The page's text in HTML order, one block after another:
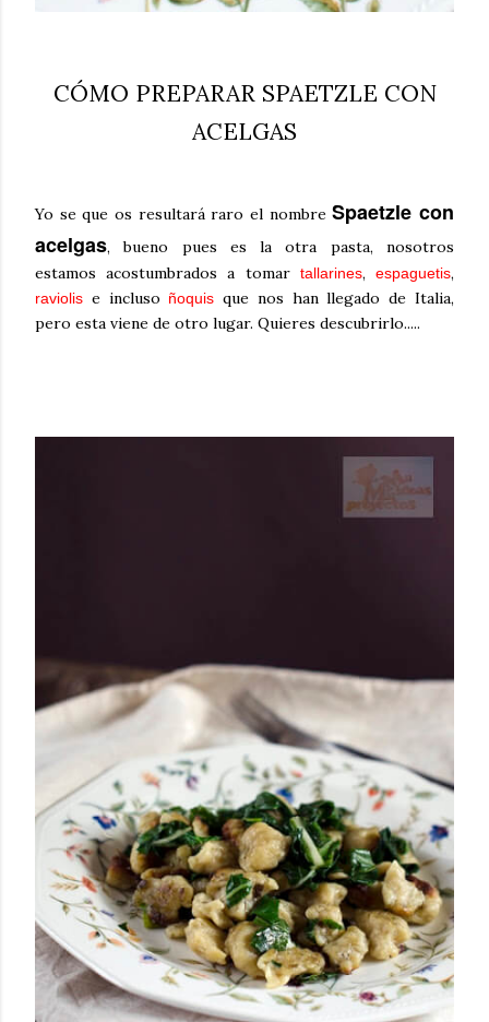
CÓMO PREPARAR SPAETZLE CON
ACELGAS
Yo se que os resultará raro el nombreSpaetzle con
acelgas, bueno pues es la otra pasta, nosotros
estamos acostumbrados a tomar tallarines,espaguetis,
raviolis e incluso ñoquis que nos han llegado de Italia,
pero esta viene de otro lugar. Quieres descubrirlo.....